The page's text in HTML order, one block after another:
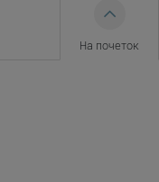
На почеток